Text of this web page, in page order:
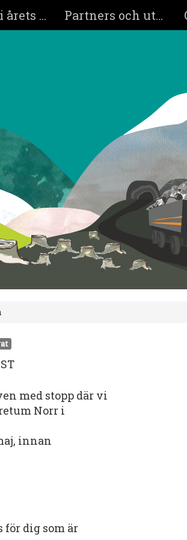
Medverkande i årets program Partners och utställare
med stopp där vi
Norr i
innan
dig som är